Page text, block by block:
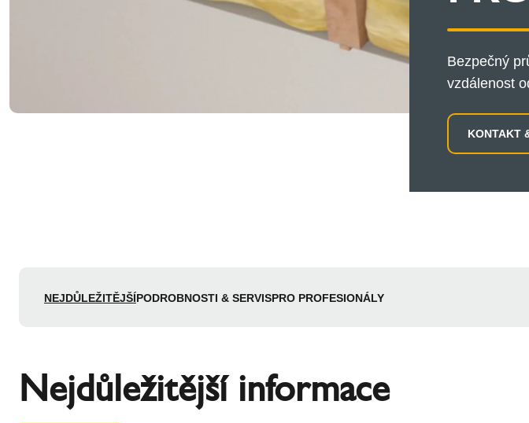
Bezpečný
vzdálenost
KONTAKT
NEJDŮLEŽITĚJŠÍPODROBNOSTI & SERVISPRO PROFESIONÁLY
Nejdůležitější informace